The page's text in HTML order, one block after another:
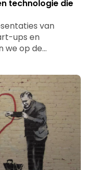
technologie die
van
ups en
we op de…